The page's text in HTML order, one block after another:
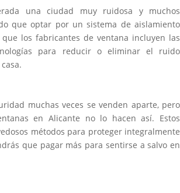
una ciudad muy ruidosa y muchos
que optar por un sistema de aislamiento
los fabricantes de ventana incluyen las
para reducir o eliminar el ruido
muchas veces se venden aparte, pero
en Alicante no lo hacen así. Estos
métodos para proteger integralmente
que pagar más para sentirse a salvo en